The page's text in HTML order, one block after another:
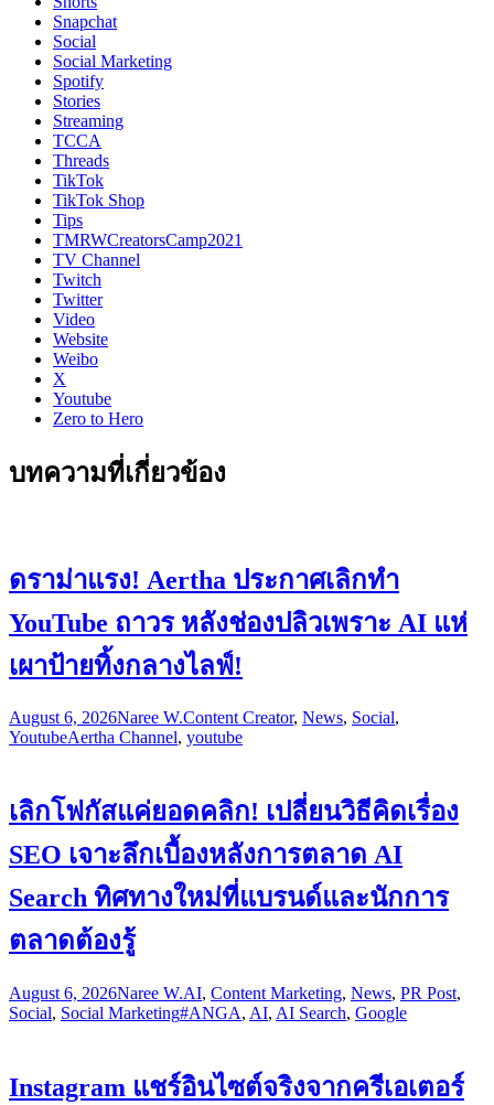
Snapchat
Social
Social Marketing
Spotify
Stories
Streaming
TCCA
Threads
TikTok
TikTok Shop
Tips
TMRWCreatorsCamp2021
TV Channel
Twitch
Twitter
Video
Website
Weibo
X
Youtube
Zero to Hero
บทความที่เกี่ยวข้อง
ดราม่าแรง! Aertha ประกาศเลิกทำ
YouTube ถาวร หลังช่องปลิวเพราะ AI แห่
เผาป้ายทิ้งกลางไลฟ์!
August 6, 2026Naree W.Content Creator, News, Social,
YoutubeAertha Channel, youtube
เลิกโฟกัสแค่ยอดคลิก! เปลี่ยนวิธีคิดเรื่อง
SEO เจาะลึกเบื้องหลังการตลาด AI
Search ทิศทางใหม่ที่แบรนด์และนักการ
ตลาดต้องรู้
August 6, 2026Naree W.AI, Content Marketing, News, PR Post,
Social, Social Marketing#ANGA, AI, AI Search, Google
Instagram แชร์อินไซต์จริงจากครีเอเตอร์